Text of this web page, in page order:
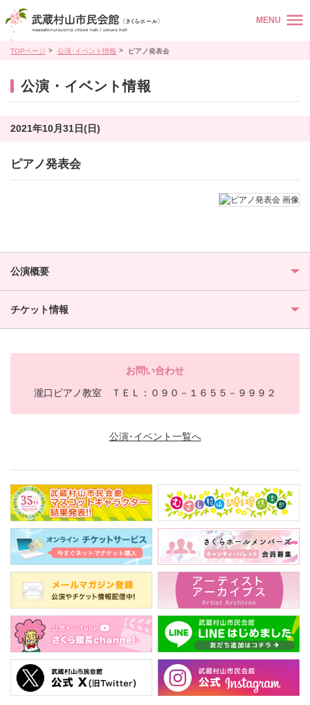
MENU
TOPページ 公演･イベント情報 ピアノ発表会
公演・イベント情報
2021年10月31日(日)
ピアノ発表会
公演概要
チケット情報
お問い合わせ
瀧口ピアノ教室 ＴＥＬ：０９０－１６５５－９９９２
公演･イベント一覧へ